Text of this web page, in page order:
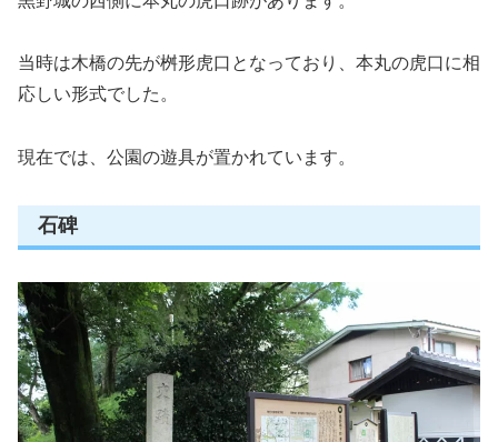
当時は木橋の先が桝形虎口となっており、本丸の虎口に相
応しい形式でした。
現在では、公園の遊具が置かれています。
石碑